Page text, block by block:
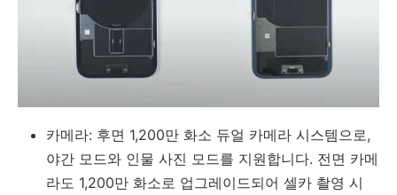
카메라: 후면 1,200만 화소 듀얼 카메라 시스템으로,
야간 모드와 인물 사진 모드를 지원합니다. 전면 카메
라도 1,200만 화소로 업그레이드되어 셀카 촬영 시